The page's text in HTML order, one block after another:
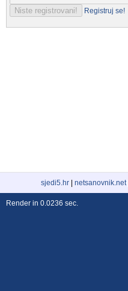
Registruj se!
sjedi5.hr netsanovnik.net|
Render in 0.0236 sec.